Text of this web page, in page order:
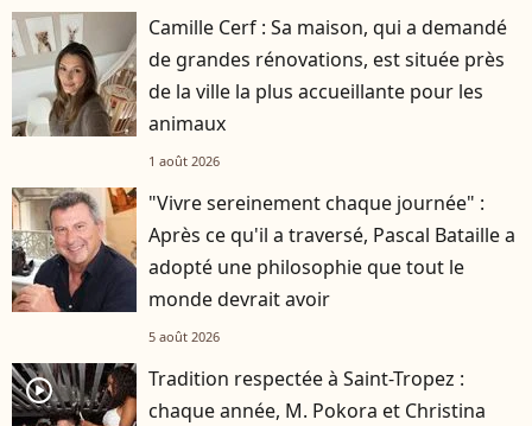
Camille Cerf : Sa maison, qui a demandé
de grandes rénovations, est située près
de la ville la plus accueillante pour les
animaux
1 août 2026
"Vivre sereinement chaque journée" :
Après ce qu'il a traversé, Pascal Bataille a
adopté une philosophie que tout le
monde devrait avoir
5 août 2026
player2
Tradition respectée à Saint-Tropez :
chaque année, M. Pokora et Christina